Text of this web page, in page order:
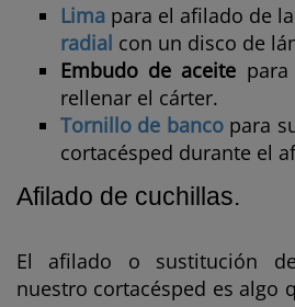
Lima para el afilado de
radial con un disco de
Embudo de aceite
rellenar el cárter.
Tornillo de bancopara
cortacésped durante el
Afilado de cuchillas.
El afilado o sustitución
nuestro cortacésped es algo